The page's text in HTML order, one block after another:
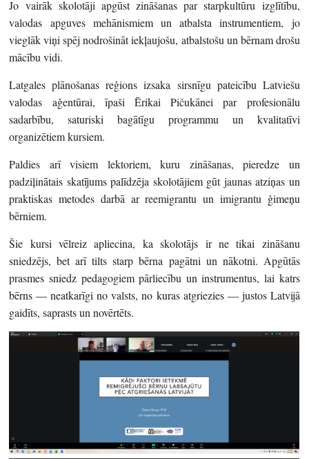
Jo vairāk skolotāji apgūst zināšanas par starpkultūru izglītību,
valodas apguves mehānismiem un atbalsta instrumentiem, jo
vieglāk viņi spēj nodrošināt iekļaujošu, atbalstošu un bērnam drošu
mācību vidi.
Latgales plānošanas reģions izsaka sirsnīgu pateicību Latviešu
valodas aģentūrai, īpaši Ērikai Pičukānei par profesionālu
sadarbību, saturiski bagātīgu programmu un kvalitatīvi
organizētiem kursiem.
Paldies arī visiem lektoriem, kuru zināšanas, pieredze un
padziļinātais skatījums palīdzēja skolotājiem gūt jaunas atziņas un
praktiskas metodes darbā ar reemigrantu un imigrantu ģimeņu
bērniem.
Šie kursi vēlreiz apliecina, ka skolotājs ir ne tikai zināšanu
sniedzējs, bet arī tilts starp bērna pagātni un nākotni. Apgūtās
prasmes sniedz pedagogiem pārliecību un instrumentus, lai katrs
bērns — neatkarīgi no valsts, no kuras atgriezies — justos Latvijā
gaidīts, saprasts un novērtēts.